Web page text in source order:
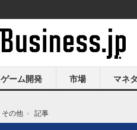
ゲーム開発 市場 マネ
その他 › 記事